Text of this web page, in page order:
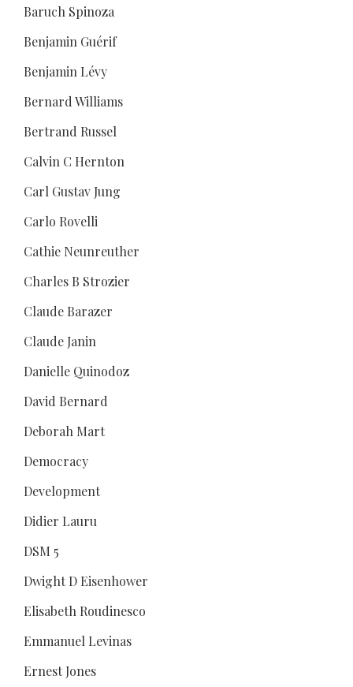
Baruch Spinoza
Benjamin Guérif
Benjamin Lévy
Bernard Williams
Bertrand Russel
Calvin C Hernton
Carl Gustav Jung
Carlo Rovelli
Cathie Neunreuther
Charles B Strozier
Claude Barazer
Claude Janin
Danielle Quinodoz
David Bernard
Deborah Mart
Democracy
Development
Didier Lauru
DSM 5
Dwight D Eisenhower
Elisabeth Roudinesco
Emmanuel Levinas
Ernest Jones